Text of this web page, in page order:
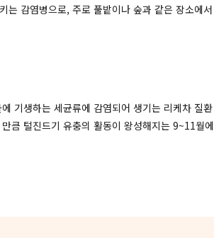
는 감염병으로, 주로 풀밭이나 숲과 같은 장소에서
기생하는 세균류에 감염되어 생기는 리케차 질환
만큼 털진드기 유충의 활동이 왕성해지는 9~11월에